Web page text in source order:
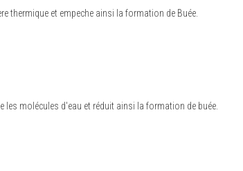
thermique et empeche ainsi la formation de Buée.
les molécules d'eau et réduit ainsi la formation de buée.